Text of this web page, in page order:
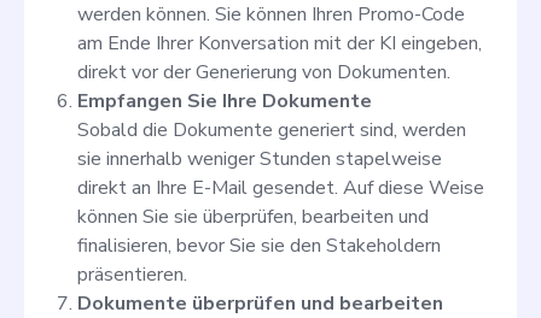
werden können. Sie können Ihren Promo-Code
am Ende Ihrer Konversation mit der KI eingeben,
direkt vor der Generierung von Dokumenten.
Empfangen Sie Ihre Dokumente
Sobald die Dokumente generiert sind, werden
sie innerhalb weniger Stunden stapelweise
direkt an Ihre E-Mail gesendet. Auf diese Weise
können Sie sie überprüfen, bearbeiten und
finalisieren, bevor Sie sie den Stakeholdern
präsentieren.
Dokumente überprüfen und bearbeiten